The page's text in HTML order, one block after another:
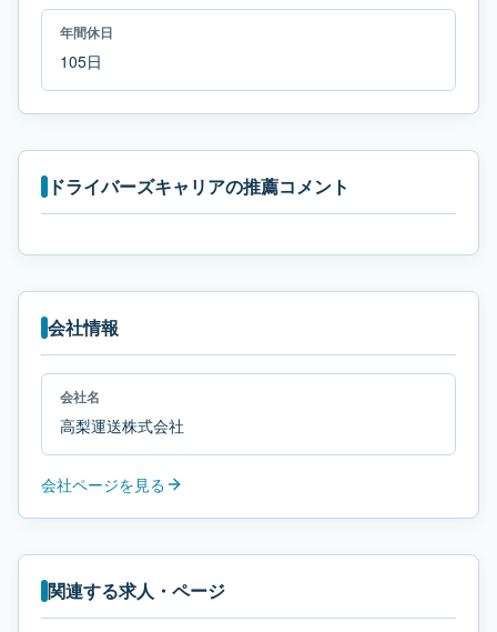
年間休日
105日
ドライバーズキャリアの推薦コメント
会社情報
会社名
高梨運送株式会社
会社ページを見る
関連する求人・ページ